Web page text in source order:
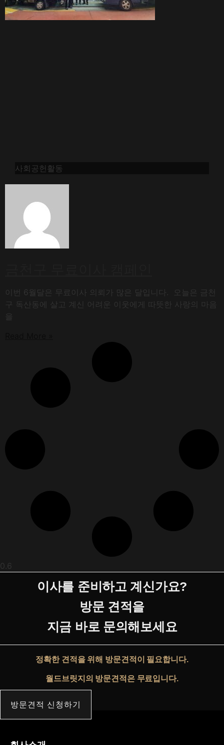
사회공헌활동
이번 6월달은 무료이사 의뢰가 많은 달입니다. 오늘은 금천
구 독산동에 살고 계신 어려운 이웃에게 따뜻한 사랑의 마음
을
이사를 준비하고 계신가요?
방문 견적을
지금 바로 문의해보세요
정확한 견적을 위해 방문견적이 필요합니다.
월드브릿지의 방문견적은 무료입니다.
방문견적 신청하기